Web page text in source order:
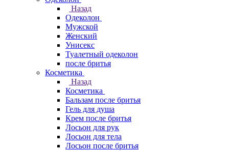
Назад
Одеколон
Мужской
Женский
Унисекс
Туалетный одеколон
после бритья
Косметика
Назад
Косметика
Бальзам после бритья
Гель для душа
Крем после бритья
Лосьон для рук
Лосьон для тела
Лосьон после бритья